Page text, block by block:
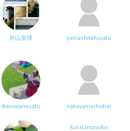
外山皇瑛 yamashitahayato
ikenoyamisato nakayamashohei
kuratamayuko